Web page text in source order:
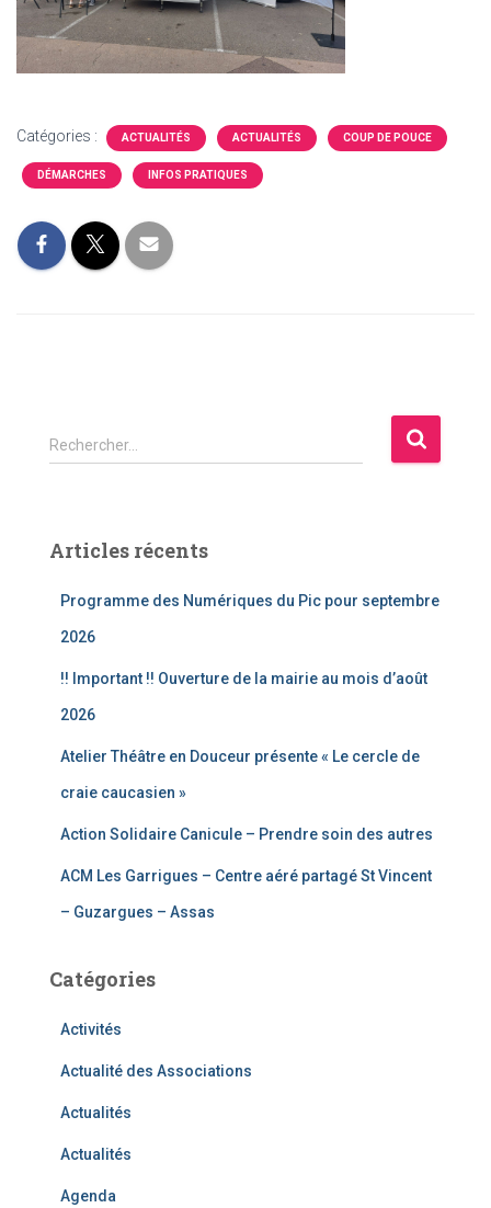
Catégories : ACTUALITÉS ACTUALITÉS COUP DE POUCE
DÉMARCHES INFOS PRATIQUES
R
e
r
Rechercher…
Articles récents
Programme des Numériques du Pic pour septembre
2026
!! Important !! Ouverture de la mairie au mois d’août
2026
Atelier Théâtre en Douceur présente « Le cercle de
craie caucasien »
Action Solidaire Canicule – Prendre soin des autres
ACM Les Garrigues – Centre aéré partagé St Vincent
– Guzargues – Assas
Catégories
Activités
Actualité des Associations
Actualités
Actualités
Agenda